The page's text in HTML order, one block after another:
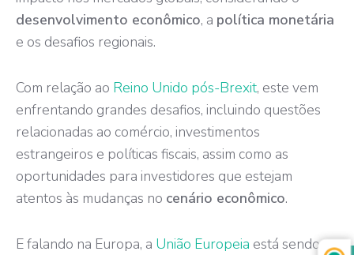
desenvolvimento econômico, a política monetária
e os desafios regionais.
Com relação ao Reino Unido pós-Brexit, este vem
enfrentando grandes desafios, incluindo questões
relacionadas ao comércio, investimentos
estrangeiros e políticas fiscais, assim como as
oportunidades para investidores que estejam
atentos às mudanças no cenário econômico.
E falando na Europa, a União Europeia está sendo